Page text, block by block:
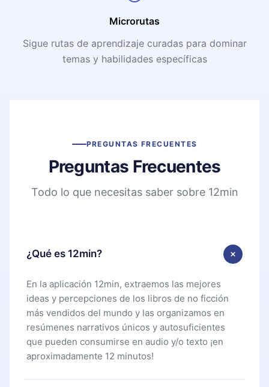
Microrutas
Sigue rutas de aprendizaje curadas para dominar
temas y habilidades específicas
PREGUNTAS FRECUENTES
Preguntas Frecuentes
Todo lo que necesitas saber sobre 12min
¿Qué es 12min?
En la aplicación 12min, extraemos las mejores
ideas y percepciones de los libros de no ficción
más vendidos del mundo y las organizamos en
resúmenes narrativos únicos y autosuficientes
que pueden consumirse en audio y/o texto ¡en
aproximadamente 12 minutos!